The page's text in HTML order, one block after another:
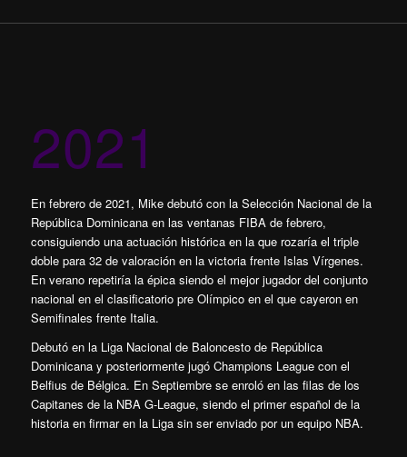
2021
En febrero de 2021, Mike debutó con la Selección Nacional de la
República Dominicana en las ventanas FIBA de febrero,
consiguiendo una actuación histórica en la que rozaría el triple
doble para 32 de valoración en la victoria frente Islas Vírgenes.
En verano repetiría la épica siendo el mejor jugador del conjunto
nacional en el clasificatorio pre Olímpico en el que cayeron en
Semifinales frente Italia.
Debutó en la Liga Nacional de Baloncesto de República
Dominicana y posteriormente jugó Champions League con el
Belfius de Bélgica. En Septiembre se enroló en las filas de los
Capitanes de la NBA G-League, siendo el primer español de la
historia en firmar en la Liga sin ser enviado por un equipo NBA.